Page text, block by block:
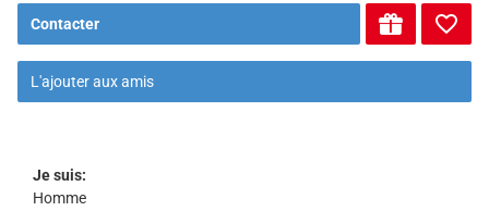
Contacter
L'ajouter aux amis
Je suis:
Homme